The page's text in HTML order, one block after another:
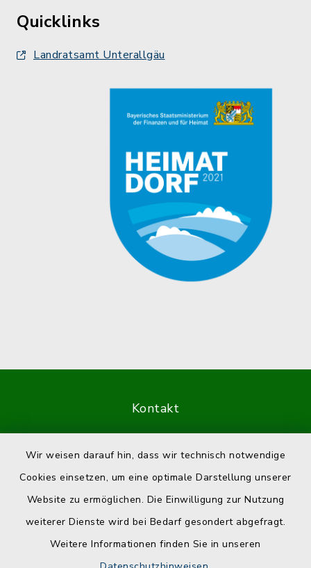
Wir weisen darauf hin, dass wir technisch notwendige
Cookies einsetzen, um eine optimale Darstellung unserer
Website zu ermöglichen. Die Einwilligung zur Nutzung
weiterer Dienste wird bei Bedarf gesondert abgefragt.
Weitere Informationen finden Sie in unseren
Quicklinks
Landratsamt Unterallgäu
Kontakt
Datenschutz
Impressum
Sitemap